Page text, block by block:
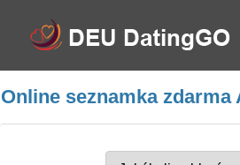
Online seznamka zdarma